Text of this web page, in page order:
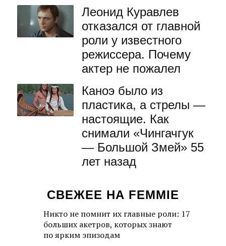
Леонид Куравлев
отказался от главной
роли у известного
режиссера. Почему
актер не пожалел
Каноэ было из
пластика, а стрелы —
настоящие. Как
снимали «Чингачгук
— Большой Змей» 55
лет назад
СВЕЖЕЕ НА FEMMIE
Никто не помнит их главные роли: 17
больших акетров, которых знают
по ярким эпизодам